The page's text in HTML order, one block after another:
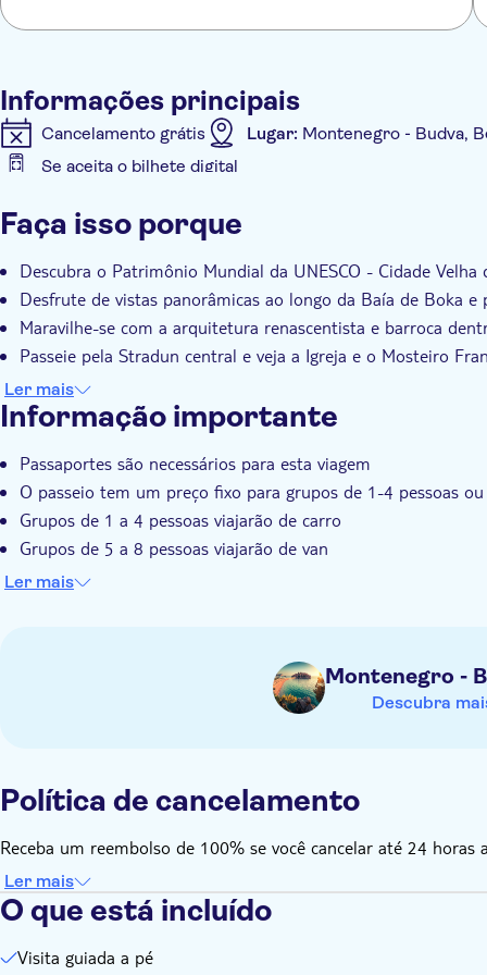
Informações principais
Cancelamento grátis Lugar: Montenegro - Budva,
Se aceita o bilhete digital
Confirmação instantânea
Faça isso porque
Descubra o Patrimônio Mundial da UNESCO - Cidade
Desfrute de vistas panorâmicas ao longo da Baía de Boka
Maravilhe-se com a arquitetura renascentista e barroca
Passeie pela Stradun central e veja a Igreja e o Mosteiro
Relaxe com transporte privado de Budva
Ler mais
Informação importante
Passaportes são necessários para esta viagem
O passeio tem um preço fixo para grupos de 1-4 pessoas
Grupos de 1 a 4 pessoas viajarão de carro
Grupos de 5 a 8 pessoas viajarão de van
Este passeio inclui o embarque no hotel de Budva. Por
O passeio a pé é de aproximadamente 1 hora
Após o passeio a pé, você terá 2 horas de tempo livre para
Recomenda-se que os hóspedes usem roupas casuais e
Ler mais
Montenegro -
Descubra
Política de cancelamento
Receba um reembolso de 100% se você cancelar até 24 horas
Ler mais
O que está incluído
Visita guiada a pé